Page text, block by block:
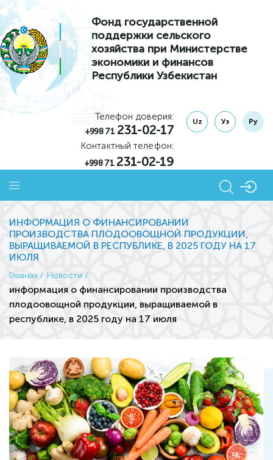
Фонд государственной
поддержки сельского
хозяйства при Министерстве
экономики и финансов
Республики Узбекистан
Телефон доверия:
+998 71231-02-17
Контактный телефон:
+998 71231-02-19
Uz Уз Ру
ИНФОРМАЦИЯ О ФИНАНСИРОВАНИИ
ПРОИЗВОДСТВА ПЛОДООВОЩНОЙ ПРОДУКЦИИ,
ВЫРАЩИВАЕМОЙ В РЕСПУБЛИКЕ, В 2025 ГОДУ НА 17
ИЮЛЯ
Главная Новости
информация о финансировании производства
плодоовощной продукции, выращиваемой в
республике, в 2025 году на 17 июля